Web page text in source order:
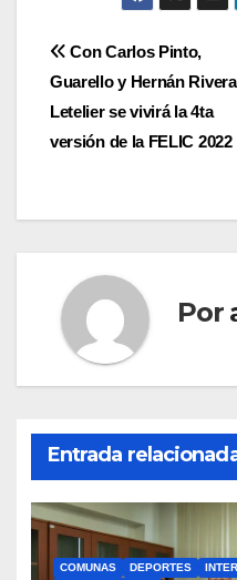
Navegación
de
entradas
Con Carlos Pinto,
Guarello y Hernán Rivera
Letelier se vivirá la 4ta
versión de la FELIC 2022
Por
Entrada
COMUNAS DEPORTES